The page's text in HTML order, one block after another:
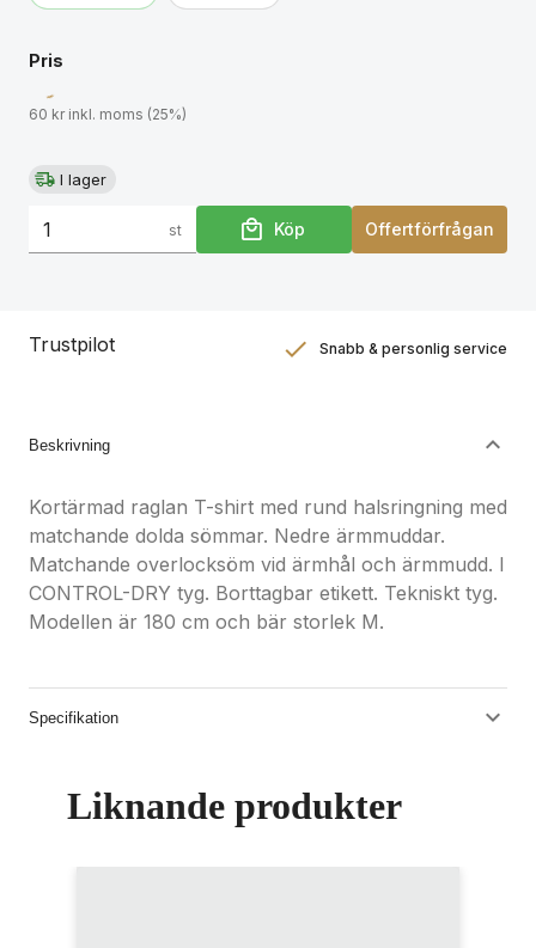
Pris
60 kr inkl. moms (25%)
I lager
st Köp Offertförfrågan
Trustpilot Snabb & personlig service
Beskrivning
Kortärmad raglan T-shirt med rund halsringning med
matchande dolda sömmar. Nedre ärmmuddar.
Matchande overlocksöm vid ärmhål och ärmmudd. I
CONTROL-DRY tyg. Borttagbar etikett. Tekniskt tyg.
Modellen är 180 cm och bär storlek M.
Specifikation
Liknande produkter